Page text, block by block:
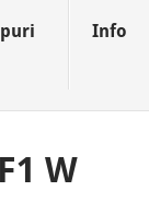
Info
W